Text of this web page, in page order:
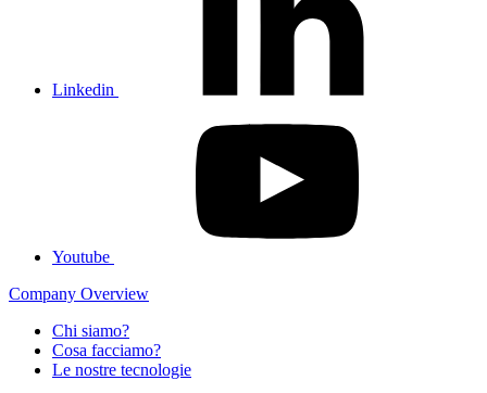
Linkedin
Youtube
Company Overview
Chi siamo?
Cosa facciamo?
Le nostre tecnologie